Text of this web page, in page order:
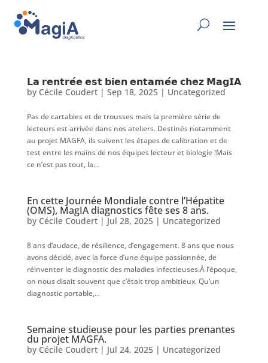
𝗟𝗮 𝗿𝗲𝗻𝘁𝗿𝗲́𝗲 𝗲𝘀𝘁 𝗯𝗶𝗲𝗻 𝗲𝗻𝘁𝗮𝗺𝗲́𝗲 𝗰𝗵𝗲𝘇 𝗠𝗮𝗴𝗜𝗔
by Cécile Coudert| Sep 18, 2025| Uncategorized
Pas de cartables et de trousses mais la première série de
lecteurs est arrivée dans nos ateliers. Destinés notamment
au projet MAGFA, ils suivent les étapes de calibration et de
test entre les mains de nos équipes lecteur et biologie !Mais
ce n’est pas tout, la...
En cette Journée Mondiale contre l’Hépatite
(OMS), MagIA diagnostics fête ses 8 ans.
by Cécile Coudert| Jul 28, 2025| Uncategorized
8 ans d’audace, de résilience, d’engagement. 8 ans que nous
avons décidé, avec la force d’une équipe passionnée, de
réinventer le diagnostic des maladies infectieuses.À l’époque,
on nous disait souvent que c’était trop ambitieux. Qu’un
diagnostic portable,...
Semaine studieuse pour les parties prenantes
du projet MAGFA.
by Cécile Coudert| Jul 24, 2025| Uncategorized